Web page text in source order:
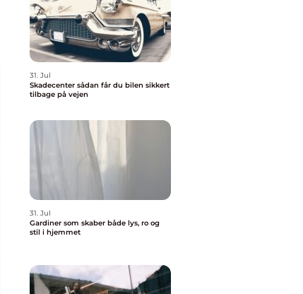
31. Jul
Skadecenter sådan får du bilen sikkert
tilbage på vejen
31. Jul
Gardiner som skaber både lys, ro og
stil i hjemmet